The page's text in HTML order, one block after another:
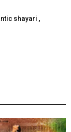
shayari ,